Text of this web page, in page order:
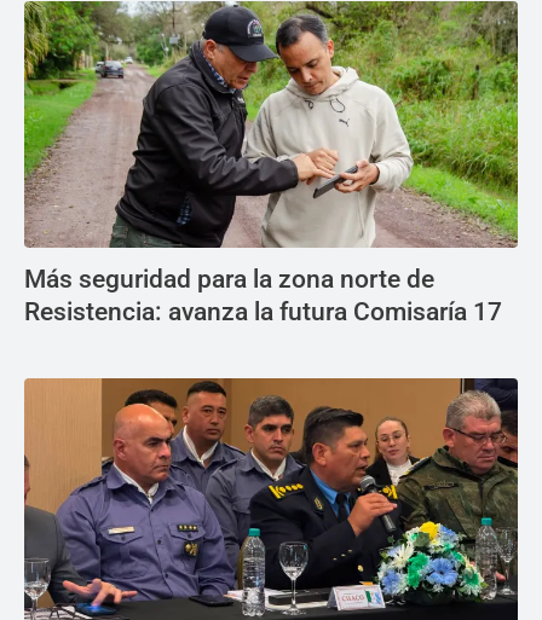
Más seguridad para la zona norte de
Resistencia: avanza la futura Comisaría 17